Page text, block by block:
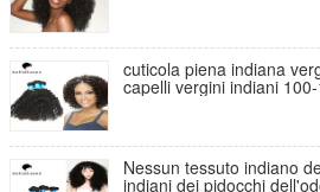
cuticola piena indiana
capelli vergini indiani
Nessun tessuto indiano
indiani dei pidocchi